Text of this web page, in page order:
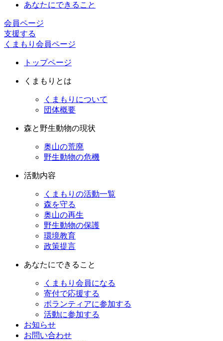
あなたにできること
会員ページ
支援する
くまもり会員ページ
トップページ
くまもりとは
くまもりについて
団体概要
森と野生動物の現状
奥山の荒廃
野生動物の危機
活動内容
くまもりの活動一覧
森を守る
奥山の再生
野生動物の保護
環境教育
政策提言
あなたにできること
くまもり会員になる
寄付で応援する
ボランティアに参加する
活動に参加する
お知らせ
お問い合わせ